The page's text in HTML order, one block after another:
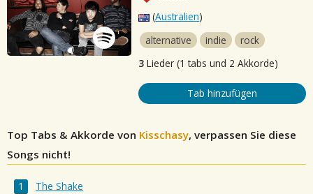
(Australien)
alternative
indie
rock
3 Lieder (1 tabs und 2 Akkorde)
Tab hinzufügen
Top Tabs & Akkorde von Kisschasy, verpassen Sie diese
Songs nicht!
The Shake